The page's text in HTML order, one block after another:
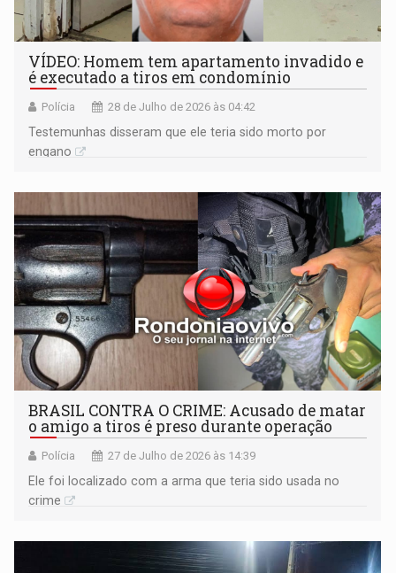
VÍDEO: Homem tem apartamento invadido e
é executado a tiros em condomínio
Polícia 28 de Julho de 2026 às 04:42
Testemunhas disseram que ele teria sido morto por
engano
BRASIL CONTRA O CRIME: Acusado de matar
o amigo a tiros é preso durante operação
Polícia 27 de Julho de 2026 às 14:39
Ele foi localizado com a arma que teria sido usada no
crime